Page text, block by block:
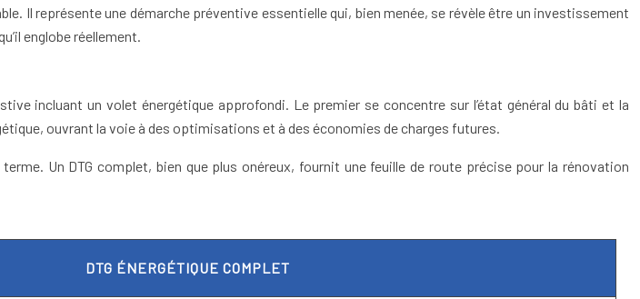
Il représente une démarche préventive essentielle qui, bien menée, se révèle être un investissement
englobe réellement.
incluant un volet énergétique approfondi. Le premier se concentre sur l’état général du bâti et la
ouvrant la voie à des optimisations et à des économies de charges futures.
Un DTG complet, bien que plus onéreux, fournit une feuille de route précise pour la rénovation
DTG ÉNERGÉTIQUE COMPLET